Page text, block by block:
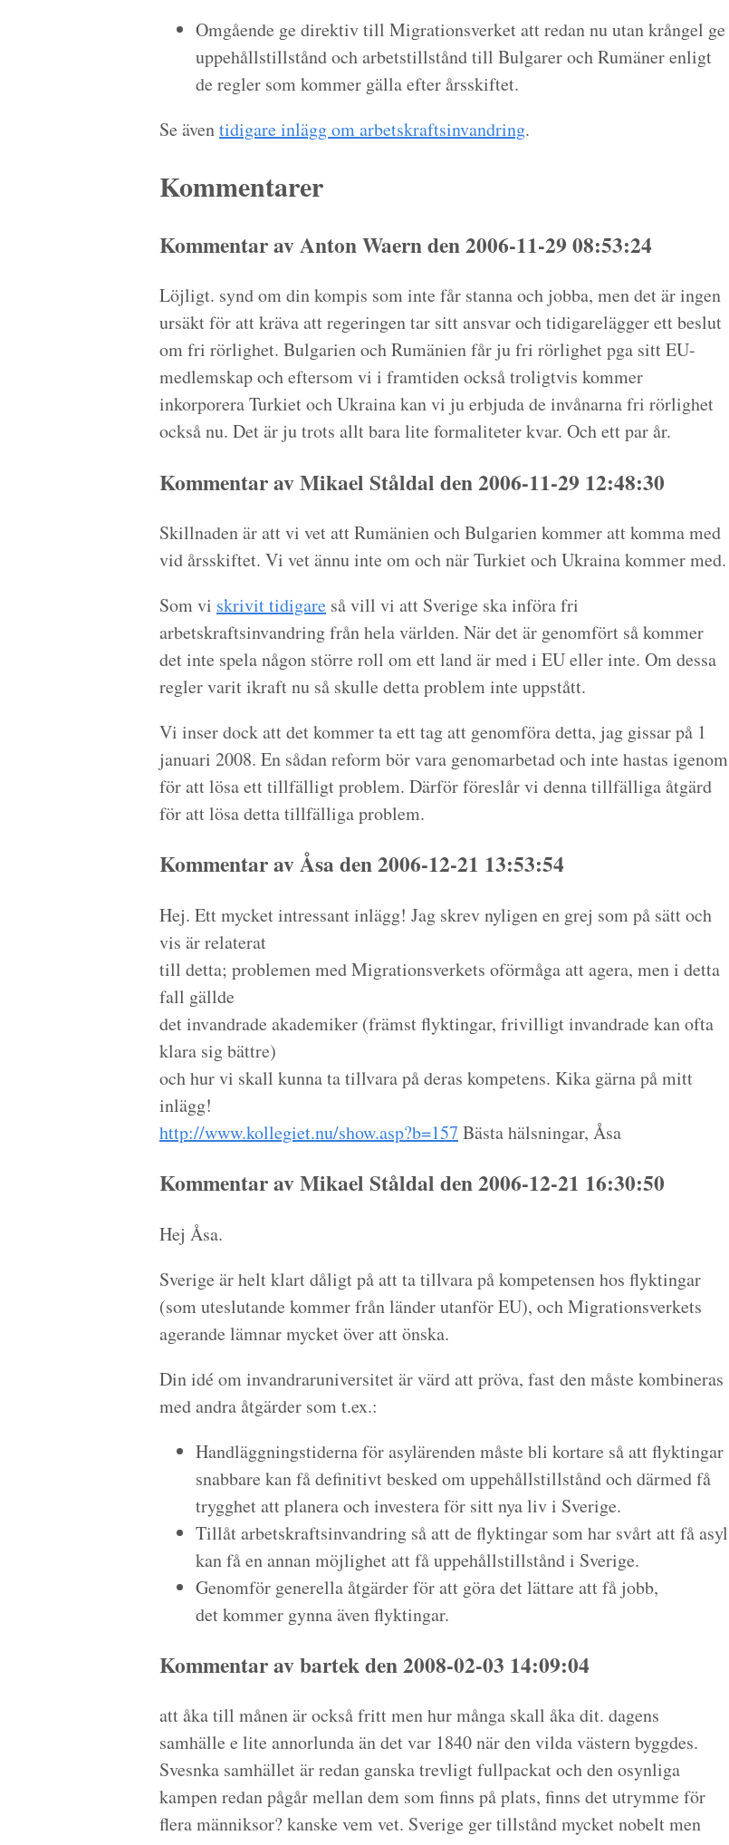
Omgående ge direktiv till Migrationsverket att redan nu utan krångel ge
uppehållstillstånd och arbetstillstånd till Bulgarer och Rumäner enligt
de regler som kommer gälla efter årsskiftet.
Se äventidigare inlägg om arbetskraftsinvandring.
Kommentarer
Kommentar av Anton Waern den 2006-11-29 08:53:24
Löjligt. synd om din kompis som inte får stanna och jobba, men det är ingen
ursäkt för att kräva att regeringen tar sitt ansvar och tidigarelägger ett beslut
om fri rörlighet. Bulgarien och Rumänien får ju fri rörlighet pga sitt EU-
medlemskap och eftersom vi i framtiden också troligtvis kommer
inkorporera Turkiet och Ukraina kan vi ju erbjuda de invånarna fri rörlighet
också nu. Det är ju trots allt bara lite formaliteter kvar. Och ett par år.
Kommentar av Mikael Ståldal den 2006-11-29 12:48:30
Skillnaden är att vi vet att Rumänien och Bulgarien kommer att komma med
vid årsskiftet. Vi vet ännu inte om och när Turkiet och Ukraina kommer med.
Som vi skrivit tidigare så vill vi att Sverige ska införa fri
arbetskraftsinvandring från hela världen. När det är genomfört så kommer
det inte spela någon större roll om ett land är med i EU eller inte. Om dessa
regler varit ikraft nu så skulle detta problem inte uppstått.
Vi inser dock att det kommer ta ett tag att genomföra detta, jag gissar på 1
januari 2008. En sådan reform bör vara genomarbetad och inte hastas igenom
för att lösa ett tillfälligt problem. Därför föreslår vi denna tillfälliga åtgärd
för att lösa detta tillfälliga problem.
Kommentar av Åsa den 2006-12-21 13:53:54
Hej. Ett mycket intressant inlägg! Jag skrev nyligen en grej som på sätt och
vis är relaterat
till detta; problemen med Migrationsverkets oförmåga att agera, men i detta
fall gällde
det invandrade akademiker (främst flyktingar, frivilligt invandrade kan ofta
klara sig bättre)
och hur vi skall kunna ta tillvara på deras kompetens. Kika gärna på mitt
inlägg!
http://www.kollegiet.nu/show.asp?b=157 Bästa hälsningar, Åsa
Kommentar av Mikael Ståldal den 2006-12-21 16:30:50
Hej Åsa.
Sverige är helt klart dåligt på att ta tillvara på kompetensen hos flyktingar
(som uteslutande kommer från länder utanför EU), och Migrationsverkets
agerande lämnar mycket över att önska.
Din idé om invandraruniversitet är värd att pröva, fast den måste kombineras
med andra åtgärder som t.ex.:
Handläggningstiderna för asylärenden måste bli kortare så att flyktingar
snabbare kan få definitivt besked om uppehållstillstånd och därmed få
trygghet att planera och investera för sitt nya liv i Sverige.
Tillåt arbetskraftsinvandring så att de flyktingar som har svårt att få asyl
kan få en annan möjlighet att få uppehållstillstånd i Sverige.
Genomför generella åtgärder för att göra det lättare att få jobb,
det kommer gynna även flyktingar.
Kommentar av bartek den 2008-02-03 14:09:04
att åka till månen är också fritt men hur många skall åka dit. dagens
samhälle e lite annorlunda än det var 1840 när den vilda västern byggdes.
Svesnka samhället är redan ganska trevligt fullpackat och den osynliga
kampen redan pågår mellan dem som finns på plats, finns det utrymme för
flera männiksor? kanske vem vet. Sverige ger tillstånd mycket nobelt men